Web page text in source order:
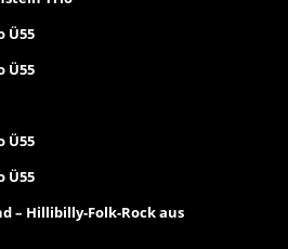
Ü55
Ü55
Ü55
Ü55
– Hillibilly-Folk-Rock aus